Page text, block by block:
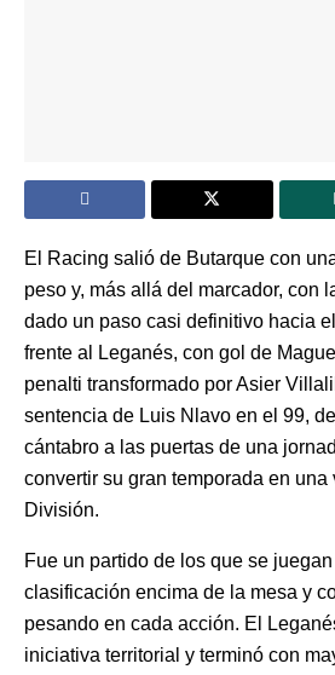
El Racing salió de Butarque con
peso y, más allá del marcador, con
dado un paso casi definitivo hacia
frente al Leganés, con gol de
penalti transformado por Asier
sentencia de Luis Nlavo en el 99,
cántabro a las puertas de una
convertir su gran temporada en una
División.
Fue un partido de los que se
clasificación encima de la mesa y
pesando en cada acción. El
iniciativa territorial y terminó con